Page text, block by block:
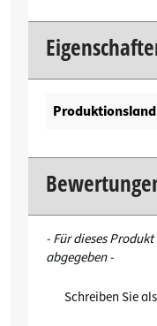
- Für dieses
abgegeben -
Schreiben Sie
New content